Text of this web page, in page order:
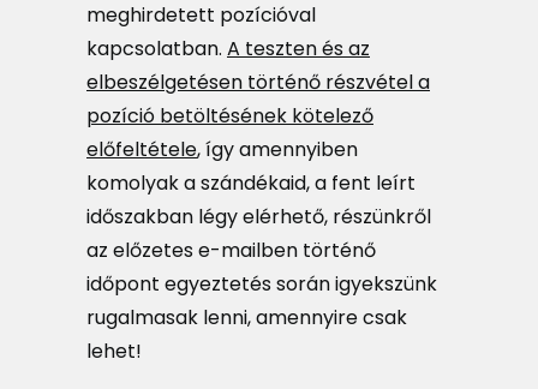
meghirdetett pozícióval
kapcsolatban. A teszten és az
elbeszélgetésen történő részvétel a
pozíció betöltésének kötelező
előfeltétele, így amennyiben
komolyak a szándékaid, a fent leírt
időszakban légy elérhető, részünkről
az előzetes e-mailben történő
időpont egyeztetés során igyekszünk
rugalmasak lenni, amennyire csak
lehet!